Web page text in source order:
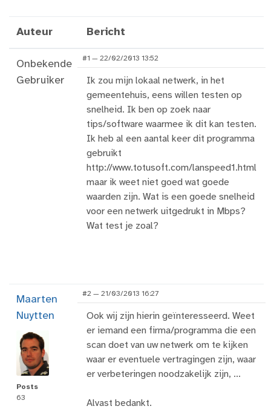
Auteur Bericht
Onbekende
Gebruiker
#1 — 22/02/2013 13:52
Ik zou mijn lokaal netwerk, in het
gemeentehuis, eens willen testen op
snelheid. Ik ben op zoek naar
tips/software waarmee ik dit kan testen.
Ik heb al een aantal keer dit programma
gebruikt
http://www.totusoft.com/lanspeed1.html
maar ik weet niet goed wat goede
waarden zijn. Wat is een goede snelheid
voor een netwerk uitgedrukt in Mbps?
Wat test je zoal?
Maarten
Nuytten
Posts
63
#2 — 21/03/2013 16:27
Ook wij zijn hierin geïnteresseerd. Weet
er iemand een firma/programma die een
scan doet van uw netwerk om te kijken
waar er eventuele vertragingen zijn, waar
er verbeteringen noodzakelijk zijn, ...
Alvast bedankt.